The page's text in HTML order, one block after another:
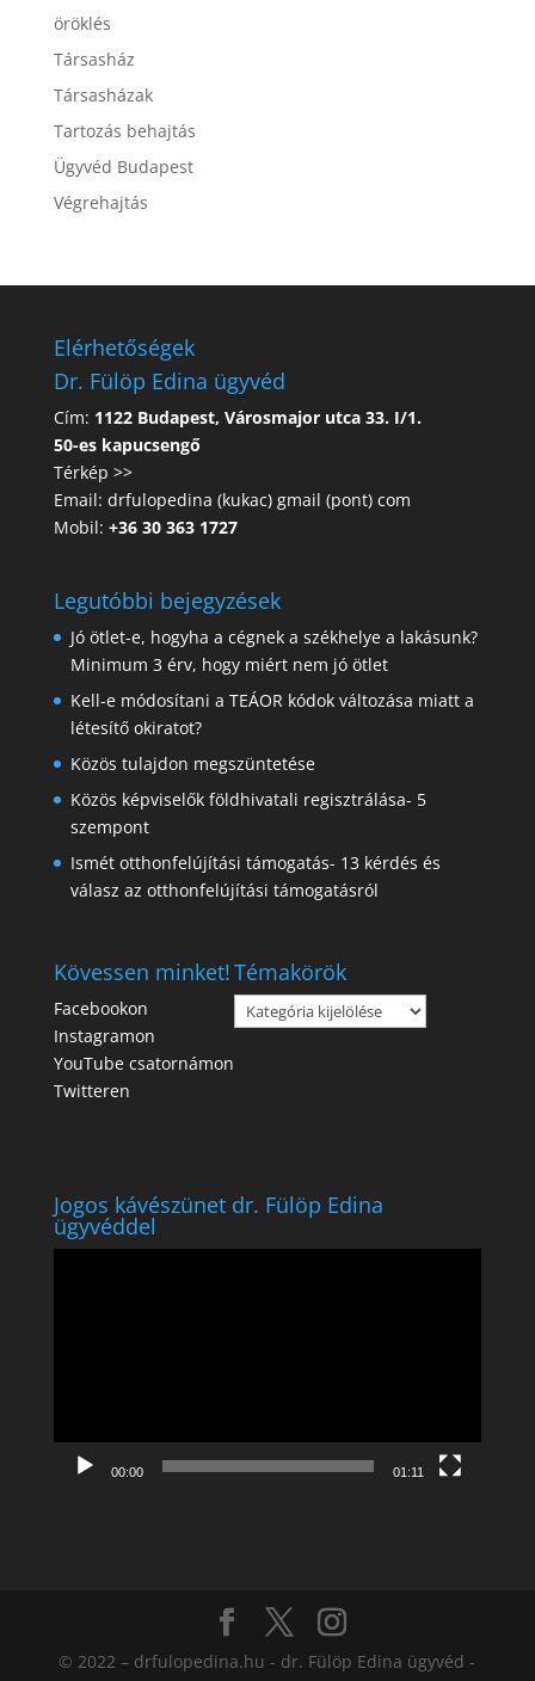
öröklés
Társasház
Társasházak
Tartozás behajtás
Ügyvéd Budapest
Végrehajtás
Elérhetőségek
Dr. Fülöp Edina ügyvéd
Cím: 1122 Budapest, Városmajor utca 33. I/1.
50-es kapucsengő
Térkép >>
Email: drfulopedina (kukac) gmail (pont) com
Mobil: +36 30 363 1727
Legutóbbi bejegyzések
Jó ötlet-e, hogyha a cégnek a székhelye a lakásunk?
Minimum 3 érv, hogy miért nem jó ötlet
Kell-e módosítani a TEÁOR kódok változása miatt a
létesítő okiratot?
Közös tulajdon megszüntetése
Közös képviselők földhivatali regisztrálása- 5
szempont
Ismét otthonfelújítási támogatás- 13 kérdés és
válasz az otthonfelújítási támogatásról
Kövessen minket!
Facebookon
Instagramon
YouTube csatornámon
Twitteren
Témakörök
Témakörök
Jogos kávészünet dr. Fülöp Edina
ügyvéddel
00:00 01:11
© 2022 – drfulopedina.hu - dr. Fülöp Edina ügyvéd -